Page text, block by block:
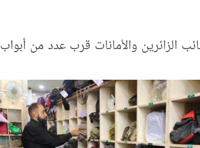
الزائرين والأمانات قرب عدد من أبواب